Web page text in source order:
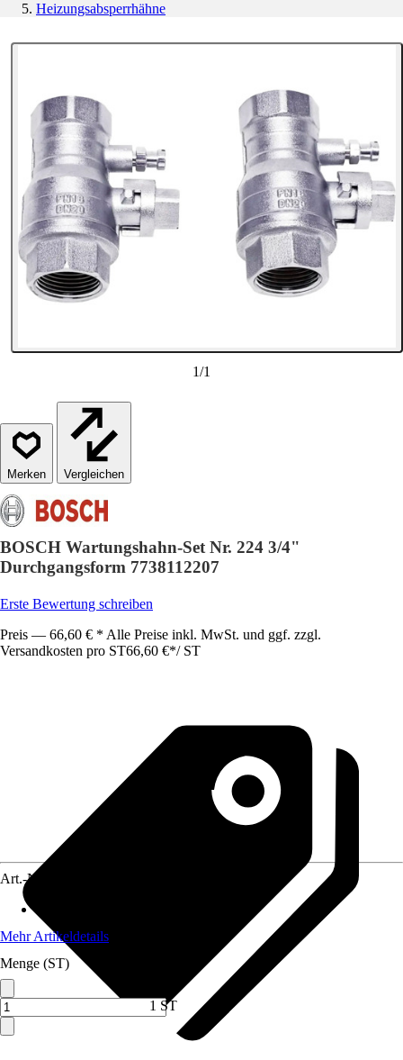
Heizungsabsperrhähne
1/1
Vergleichen
BOSCH Wartungshahn-Set Nr. 224 3/4"
Durchgangsform 7738112207
Erste Bewertung schreiben
Preis — 66,60 € * Alle Preise inkl. MwSt. und ggf. zzgl.
Versandkosten pro ST66,60 €*/ ST
Art.-Nr.
Mehr Artikeldetails
Menge (ST)
1 ST